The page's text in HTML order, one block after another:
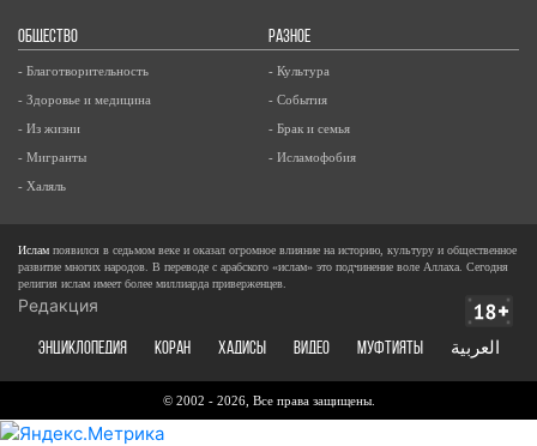
ОБЩЕСТВО
- Благотворительность
- Здоровье и медицина
- Из жизни
- Мигранты
- Халяль
РАЗНОЕ
- Культура
- События
- Брак и семья
- Исламофобия
Ислам появился в седьмом веке и оказал огромное влияние на историю, культуру и общественное
развитие многих народов. В переводе с арабского «ислам» это подчинение воле Аллаха. Сегодня
религия ислам имеет более миллиарда приверженцев.
Редакция
ЭНЦИКЛОПЕДИЯ КОРАН ХАДИСЫ ВИДЕО Муфтияты العربية
© 2002 - 2026, Все права защищены.